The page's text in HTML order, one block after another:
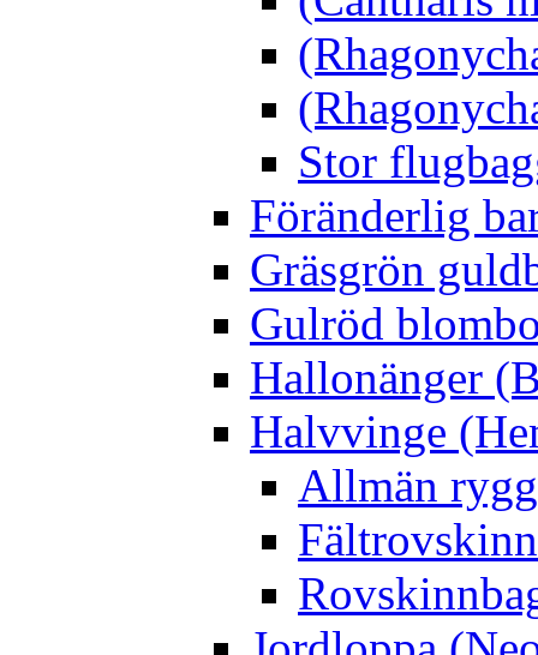
Stor
Föränderlig
Gräsgrön
Gulröd
Hallonänger
Halvvinge
Allmän